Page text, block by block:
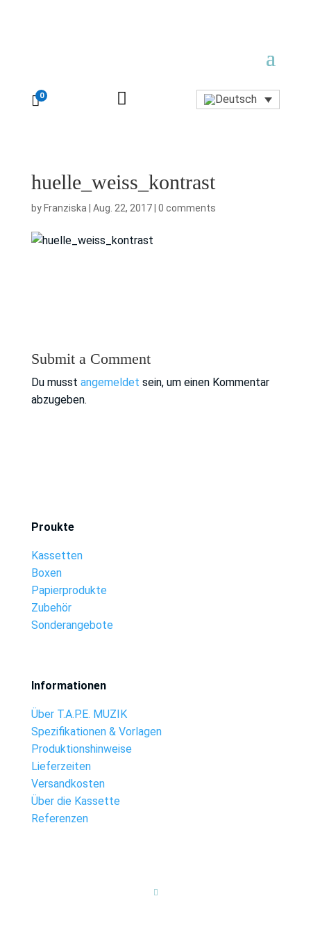
0 
huelle_weiss_kontrast
by Franziska Aug. 22, 2017| 0 comments
Submit a Comment
Du musst angemeldet sein, um einen Kommentar
abzugeben.
Proukte
Kassetten
Boxen
Papierprodukte
Zubehör
Sonderangebote
Informationen
Über T.A.P.E. MUZIK
Spezifikationen & Vorlagen
Produktionshinweise
Lieferzeiten
Versandkosten
Über die Kassette
Referenzen
